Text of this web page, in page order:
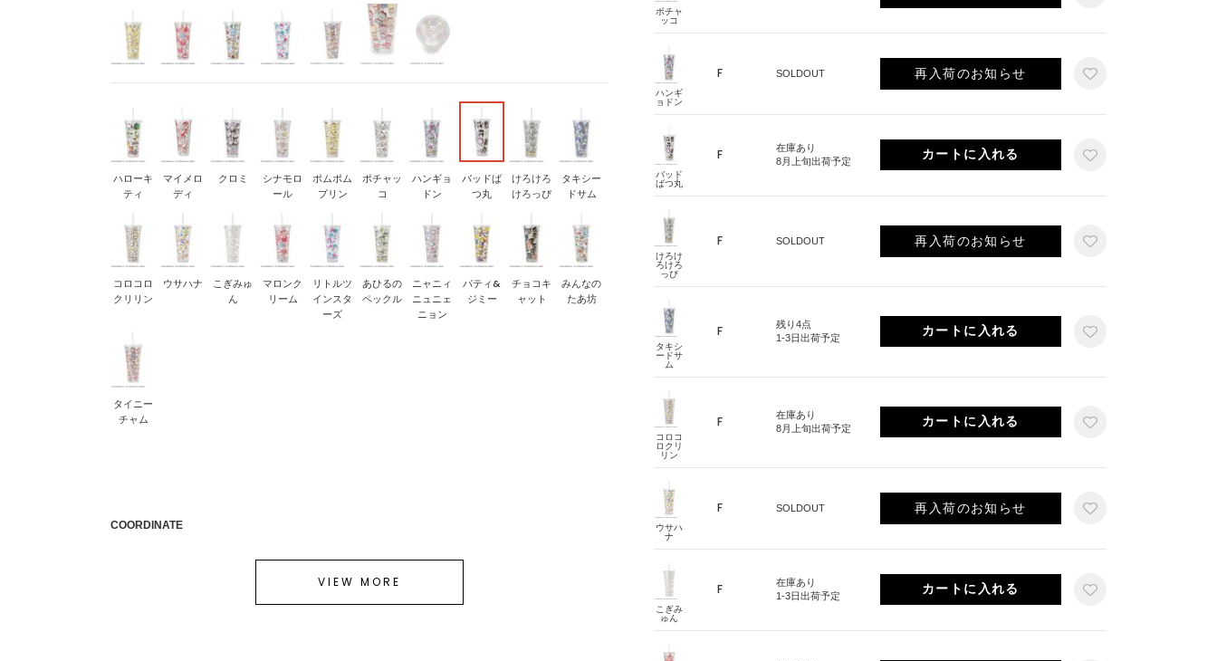
ポチャ
ッコ
ハンギ
ョドン
F SOLDOUT 再入荷のお知らせ
バッド
ばつ丸
F
在庫あり
8月上旬出荷予定
けろけ
ろけろ
っぴ
F SOLDOUT 再入荷のお知らせ
タキシ
ードサ
ム
F
残り4点
1-3日出荷予定
コロコ
ロクリ
リン
F
在庫あり
8月上旬出荷予定
ウサハ
ナ
F SOLDOUT 再入荷のお知らせ
こぎみ
ゅん
F
在庫あり
1-3日出荷予定
ハローキ
ティ
マイメロ
ディ
クロミ
シナモロ
ール
ポムポム
プリン
ポチャッ
コ
ハンギョ
ドン
バッドば
つ丸
けろけろ
けろっぴ
タキシー
ドサム
コロコロ
クリリン
ウサハナ
こぎみゅ
ん
マロンク
リーム
リトルツ
インスタ
ーズ
あひるの
ペックル
ニャニィ
ニュニェ
ニョン
パティ&
ジミー
チョコキ
ャット
みんなの
たあ坊
タイニー
チャム
COORDINATE
VIEW MORE